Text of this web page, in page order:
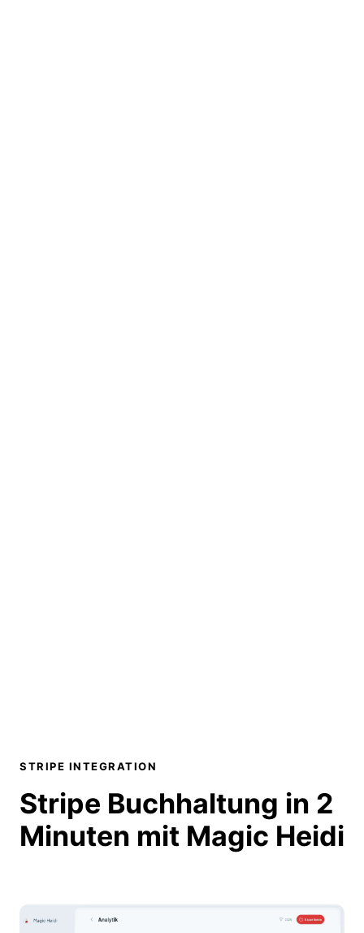
STRIPE INTEGRATION
Stripe Buchhaltung in 2
Minuten mit Magic Heidi